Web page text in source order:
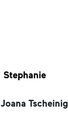
Stephanie
Joana Tscheinig